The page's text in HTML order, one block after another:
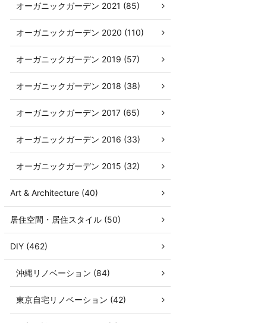
オーガニックガーデン 2021 (85)
オーガニックガーデン 2020 (110)
オーガニックガーデン 2019 (57)
オーガニックガーデン 2018 (38)
オーガニックガーデン 2017 (65)
オーガニックガーデン 2016 (33)
オーガニックガーデン 2015 (32)
Art & Architecture (40)
居住空間・居住スタイル (50)
DIY (462)
沖縄リノベーション (84)
東京自宅リノベーション (42)